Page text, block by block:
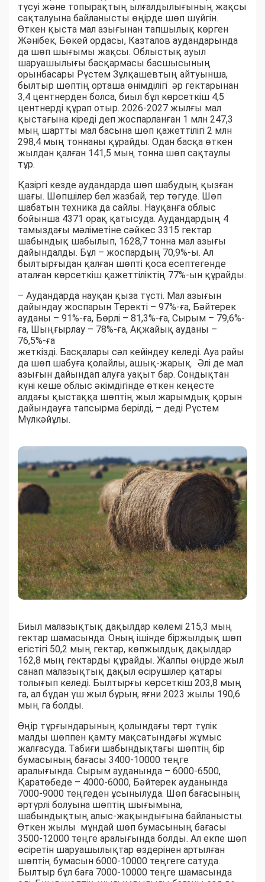
түсуі және топырақтың ылғалдылығының жақсы
сақталуына байланысты өңірде шөп шүйгін.
Өткен қыста мал азығынан тапшылық көрген
Жәнібек, Бөкей ордасы, Казталов аудандарында
да шөп шығымы жақсы. Облыстық ауыл
шаруашылығы басқармасы басшысының
орынбасары Рүстем Зұлқашевтың айтуынша,
былтыр шөптің орташа өнімділігі әр гектарынан
3,4 центнерден болса, биыл бұл көрсеткіш 4,5
центнерді құрап отыр. 2026-2027 жылғы мал
қыстағына кіреді деп жоспарланған 1 млн 247,3
мың шартты мал басына шөп қажеттілігі 2 млн
298,4 мың тоннаны құрайды. Одан басқа өткен
жылдан қалған 141,5 мың тонна шөп сақтаулы
тұр.
Қазіргі кезде аудандарда шөп шабудың қызған
шағы. Шөпшілер бел жазбай, тер төгуде. Шөп
шабатын техника да сайлы. Науқанға облыс
бойынша 4371 орақ қатысуда. Аудандардың 4
тамыздағы мәліметіне сәйкес 3315 гектар
шабындық шабылып, 1628,7 тонна мал азығы
дайындалды. Бұл – жоспардың 70,9%-ы. Ал
былтырғыдан қалған шөпті қоса есептегенде
аталған көрсеткіш қажеттіліктің 77%-ын құрайды.
– Аудандарда науқан қыза түсті. Мал азығын
дайындау жоспарын Теректі – 97%-ға, Бәйтерек
ауданы – 91%-ға, Бөрлі – 81,3%-ға, Сырым – 79,6%-
ға, Шыңғырлау – 78%-ға, Ақжайық ауданы –
76,5%-ға
жеткізді. Басқалары сәл кейіндеу келеді. Ауа райы
да шөп шабуға қолайлы, ашық-жарық. Әлі де мал
азығын дайындап алуға уақыт бар. Сондықтан
күні кеше облыс әкімдігінде өткен кеңесте
алдағы қыстаққа шөптің жыл жарымдық қорын
дайындауға тапсырма берілді, – деді Рүстем
Мүлкәйұлы.
Биыл малазықтық дақылдар көлемі 215,3 мың
гектар шамасында. Оның ішінде біржылдық шөп
егістігі 50,2 мың гектар, көпжылдық дақылдар
162,8 мың гектарды құрайды. Жалпы өңірде жыл
санап малазықтық дақыл өсірушілер қатары
толығып келеді. Былтырғы көрсеткіш 203,8 мың
га, ал бұдан үш жыл бұрын, яғни 2023 жылы 190,6
мың га болды.
Өңір тұрғындарының қолындағы төрт түлік
малды шөппен қамту мақсатындағы жұмыс
жалғасуда. Табиғи шабындықтағы шөптің бір
бумасының бағасы 3400-10000 теңге
аралығында. Сырым ауданында – 6000-6500,
Қаратөбеде – 4000-6000, Бәйтерек ауданында
7000-9000 теңгеден ұсынылуда. Шөп бағасының
әртүрлі болуына шөптің шығымына,
шабындықтың алыс-жақындығына байланысты.
Өткен жылы мұндай шөп бумасының бағасы
3500-12000 теңге аралығында болды. Ал екпе шөп
өсіретін шаруашылықтар өздерінен артылған
шөптің бумасын 6000-10000 теңгеге сатуда.
Былтыр бұл баға 7000-10000 теңге шамасында